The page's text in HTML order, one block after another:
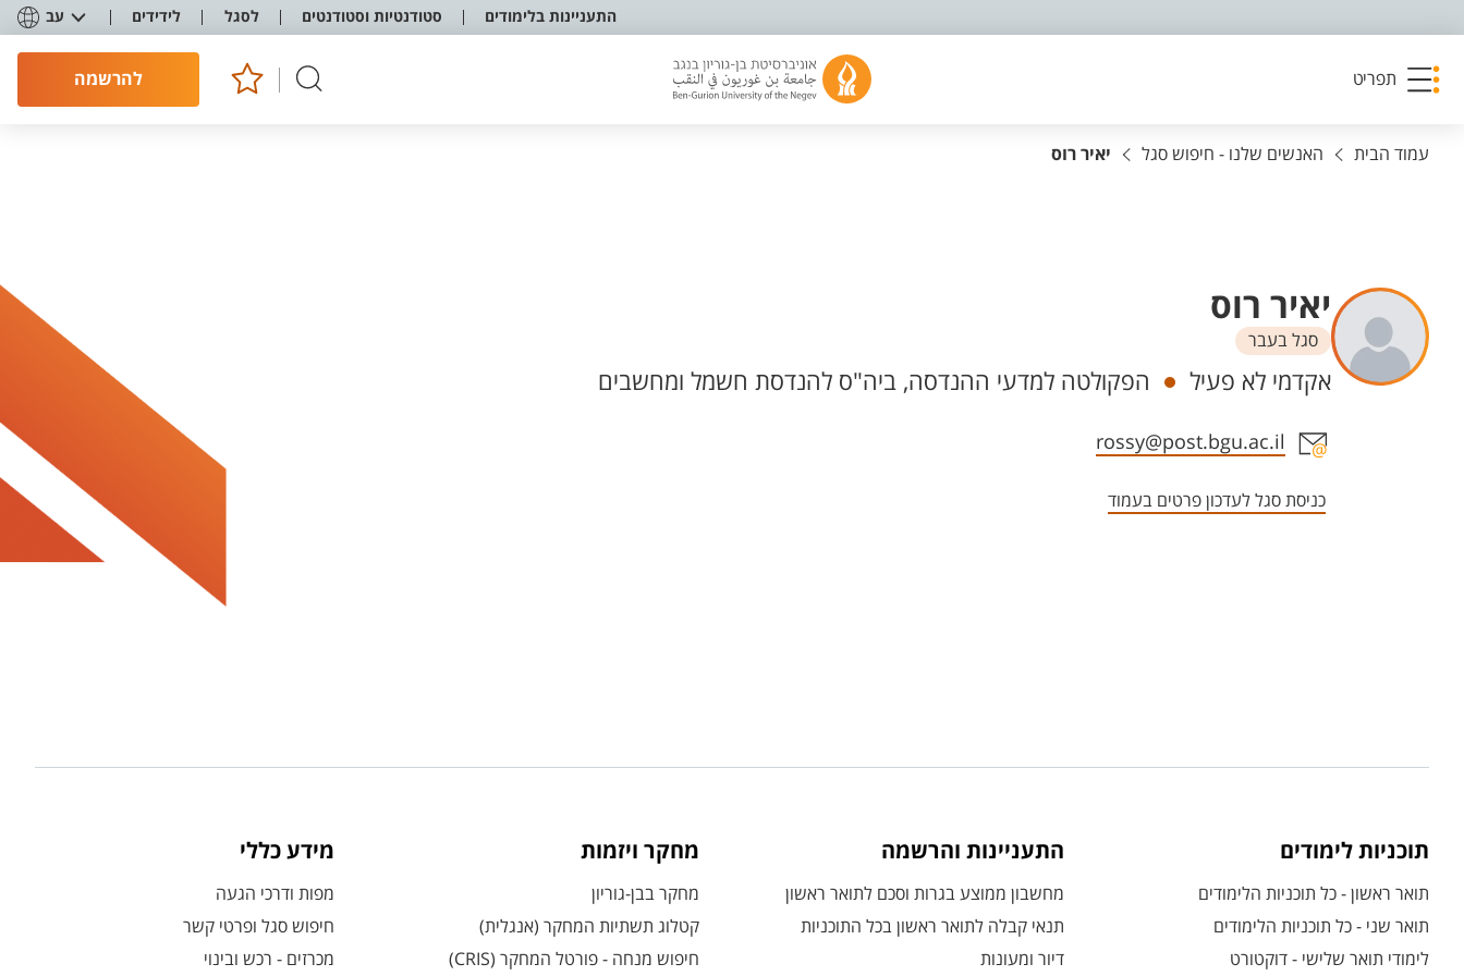
התעניינות בלימודים סטודנטיות וסטודנטים לסגל לידידים עב
תפריט להרשמה
עמוד הבית האנשים שלנו - חיפוש סגל יאיר רוס
יאיר רוס
סגל בעבר
יחידות
אקדמי לא פעיל הפקולטה למדעי ההנדסה, ביה"ס להנדסת חשמל ומחשבים
אזור צור קשר עם איש הסגל
rossy@post.bgu.ac.il
כניסת סגל לעדכון פרטים בעמוד
תוכניות לימודים
תואר ראשון - כל תוכניות הלימודים
תואר שני - כל תוכניות הלימודים
לימודי תואר שלישי - דוקטורט
התעניינות והרשמה
מחשבון ממוצע בגרות וסכם לתואר ראשון
תנאי קבלה לתואר ראשון בכל התוכניות
דיור ומעונות
מחקר ויזמות
מחקר בבן-גוריון
קטלוג תשתיות המחקר (אנגלית)
חיפוש מנחה - פורטל המחקר (CRIS)
מידע כללי
מפות ודרכי הגעה
חיפוש סגל ופרטי קשר
מכרזים - רכש ובינוי